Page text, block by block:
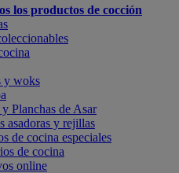
los productos de cocción
y woks
Planchas de Asar
asadoras y rejillas
de cocina especiales
de cocina
online